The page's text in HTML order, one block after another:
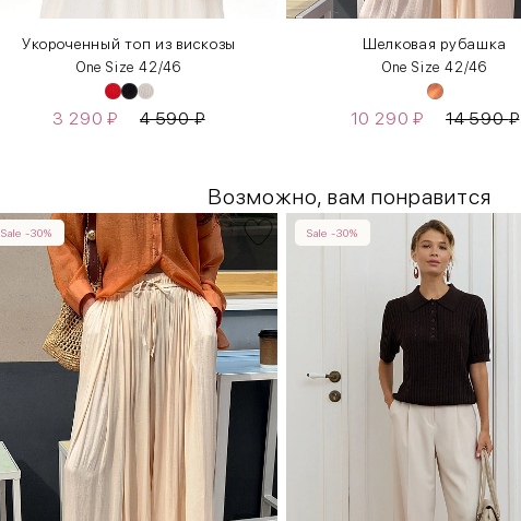
Укороченный топ из вискозы
One Size 42/46
3 290₽ 4 590₽
Шелковая рубашка
One Size 42/46
10 290₽ 14 590₽
Возможно, вам понравится
Sale -30% Sale -30%